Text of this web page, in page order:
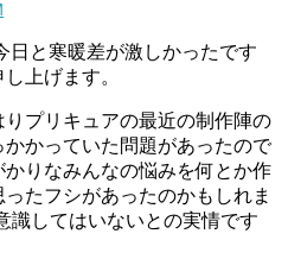
日と寒暖差が激しかったです
上げます。
プリキュアの最近の制作陣の
かっていた問題があったので
りなみんなの悩みを何とか作
たフシがあったのかもしれま
識してはいないとの実情です